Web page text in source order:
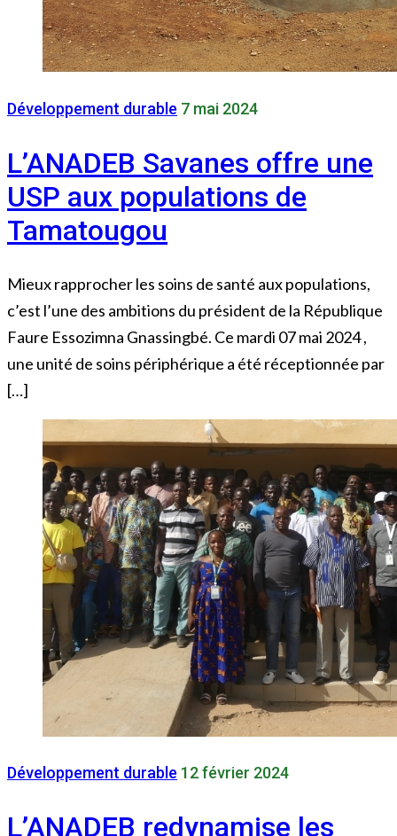
Développement durable 7 mai 2024
L’ANADEB Savanes offre une
USP aux populations de
Tamatougou
Mieux rapprocher les soins de santé aux populations,
c’est l’une des ambitions du président de la République
Faure Essozimna Gnassingbé. Ce mardi 07 mai 2024 ,
une unité de soins périphérique a été réceptionnée par
[…]
Développement durable 12 février 2024
L’ANADEB redynamise les